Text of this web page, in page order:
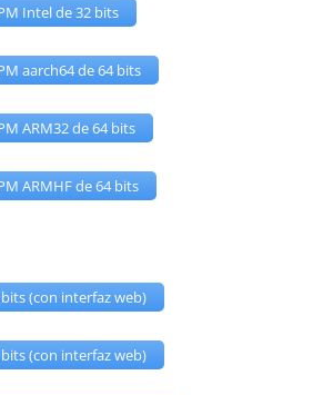
Intel de 32 bits
aarch64 de 64 bits
ARM32 de 64 bits
ARMHF de 64 bits
(con interfaz web)
(con interfaz web)